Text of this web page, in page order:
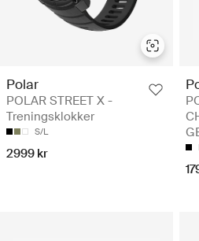
Polar
POLAR STREET X -
Treningsklokker
S/L
2999 kr